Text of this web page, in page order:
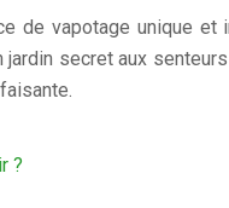
de vapotage unique
secret aux
?